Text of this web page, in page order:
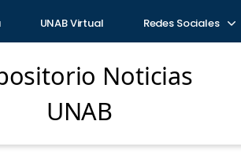
UNAB Virtual Redes Sociales
Noticias
UNAB